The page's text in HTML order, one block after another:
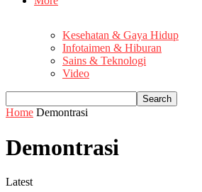
Kesehatan & Gaya Hidup
Infotaimen & Hiburan
Sains & Teknologi
Video
Home Demontrasi
Demontrasi
Latest